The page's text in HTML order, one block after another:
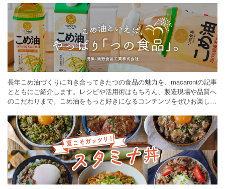
長年こめ油づくりに向き合ってきたつの食品の魅力を、macaroniの記事
とともにご紹介します。レシピや活用術はもちろん、製造現場や品質へ
のこだわりまで。こめ油をもっと好きになるコンテンツをぜひお楽しみ